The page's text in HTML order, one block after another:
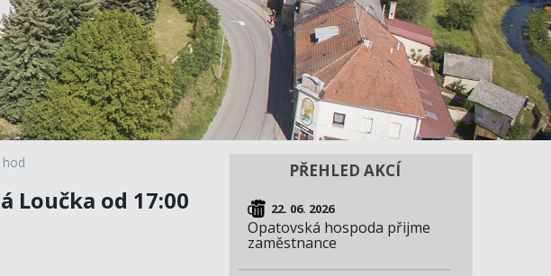
Loučka od 17:00
PŘEHLED AKCÍ
22. 06. 2026
Opatovská hospoda přijme
zaměstnance